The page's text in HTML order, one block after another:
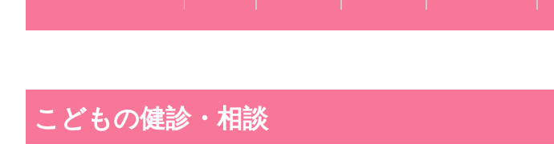
こどもの健診・相談